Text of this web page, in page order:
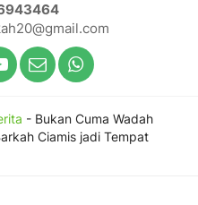
- Bukan Cuma Wadah
Ciamis jadi Tempat